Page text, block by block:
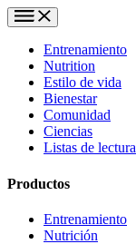
Entrenamiento
Nutrition
Estilo de vida
Bienestar
Comunidad
Ciencias
Listas de lectura
Productos
Entrenamiento
Nutrición